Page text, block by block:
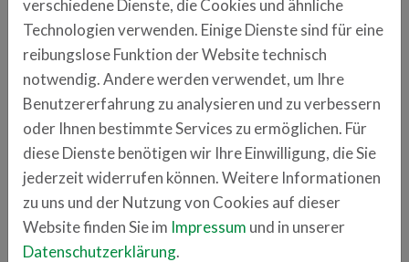
Gründernetzwerk der TechBase ausbauen, um
gemeinsam mit innovativen Unternehmen neue Wege
zu gehen.
horsch.com/home
Anschrift
Franz-Mayer-Straße 1
93053 Regensburg
verschiedene Dienste, die Cookies und ähnliche
Technologien verwenden. Einige Dienste sind für eine
reibungslose Funktion der Website technisch
notwendig. Andere werden verwendet, um Ihre
Benutzererfahrung zu analysieren und zu verbessern
oder Ihnen bestimmte Services zu ermöglichen. Für
diese Dienste benötigen wir Ihre Einwilligung, die Sie
jederzeit widerrufen können. Weitere Informationen
zu uns und der Nutzung von Cookies auf dieser
Website finden Sie im Impressum und in unserer
Datenschutzerklärung.